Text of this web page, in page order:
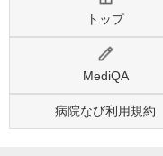
トップ
MediQA
病院なび利用規約